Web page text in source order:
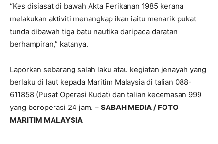
“Kes disiasat di bawah Akta Perikanan 1985 kerana
melakukan aktiviti menangkap ikan iaitu menarik pukat
tunda dibawah tiga batu nautika daripada daratan
berhampiran,” katanya.
Laporkan sebarang salah laku atau kegiatan jenayah yang
berlaku di laut kepada Maritim Malaysia di talian 088-
611858 (Pusat Operasi Kudat) dan talian kecemasan 999
yang beroperasi 24 jam. – SABAH MEDIA / FOTO
MARITIM MALAYSIA